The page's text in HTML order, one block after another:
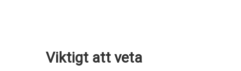
Viktigt att veta